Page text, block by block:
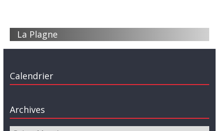
La Plagne
Calendrier
Archives